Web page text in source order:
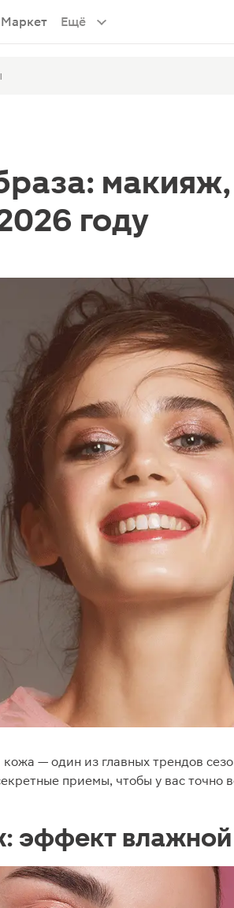
Ещё
году
— один из главных трендов
приемы, чтобы у вас точно
эффект